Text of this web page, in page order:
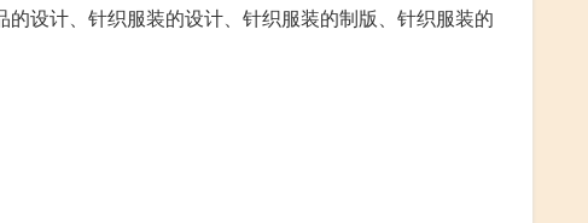
设计、针织服装的设计、针织服装的制版、针织服装的